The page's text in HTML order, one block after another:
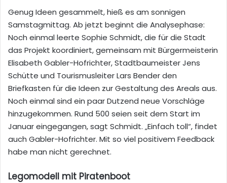
Genug Ideen gesammelt, hieß es am sonnigen
Samstagmittag. Ab jetzt beginnt die Analysephase:
Noch einmal leerte Sophie Schmidt, die für die Stadt
das Projekt koordiniert, gemeinsam mit Bürgermeisterin
Elisabeth Gabler-Hofrichter, Stadtbaumeister Jens
Schütte und Tourismusleiter Lars Bender den
Briefkasten für die Ideen zur Gestaltung des Areals aus.
Noch einmal sind ein paar Dutzend neue Vorschläge
hinzugekommen. Rund 500 seien seit dem Start im
Januar eingegangen, sagt Schmidt. „Einfach toll“, findet
auch Gabler-Hofrichter. Mit so viel positivem Feedback
habe man nicht gerechnet.
Legomodell mit Piratenboot